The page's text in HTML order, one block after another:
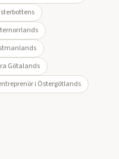
Götalands
i Östergötlands